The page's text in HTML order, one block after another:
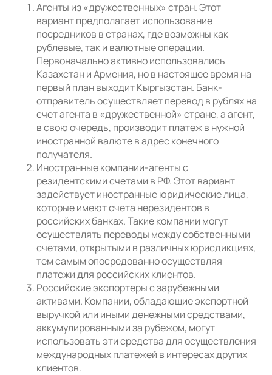
Агенты из «дружественных» стран. Этот
вариант предполагает использование
посредников в странах, где возможны как
рублевые, так и валютные операции.
Первоначально активно использовались
Казахстан и Армения, но в настоящее время на
первый план выходит Кыргызстан. Банк-
отправитель осуществляет перевод в рублях на
счет агента в «дружественной» стране, а агент,
в свою очередь, производит платеж в нужной
иностранной валюте в адрес конечного
получателя.
Иностранные компании-агенты с
резидентскими счетами в РФ. Этот вариант
задействует иностранные юридические лица,
которые имеют счета нерезидентов в
российских банках. Такие компании могут
осуществлять переводы между собственными
счетами, открытыми в различных юрисдикциях,
тем самым опосредованно осуществляя
платежи для российских клиентов.
Российские экспортеры с зарубежными
активами. Компании, обладающие экспортной
выручкой или иными денежными средствами,
аккумулированными за рубежом, могут
использовать эти средства для осуществления
международных платежей в интересах других
клиентов.